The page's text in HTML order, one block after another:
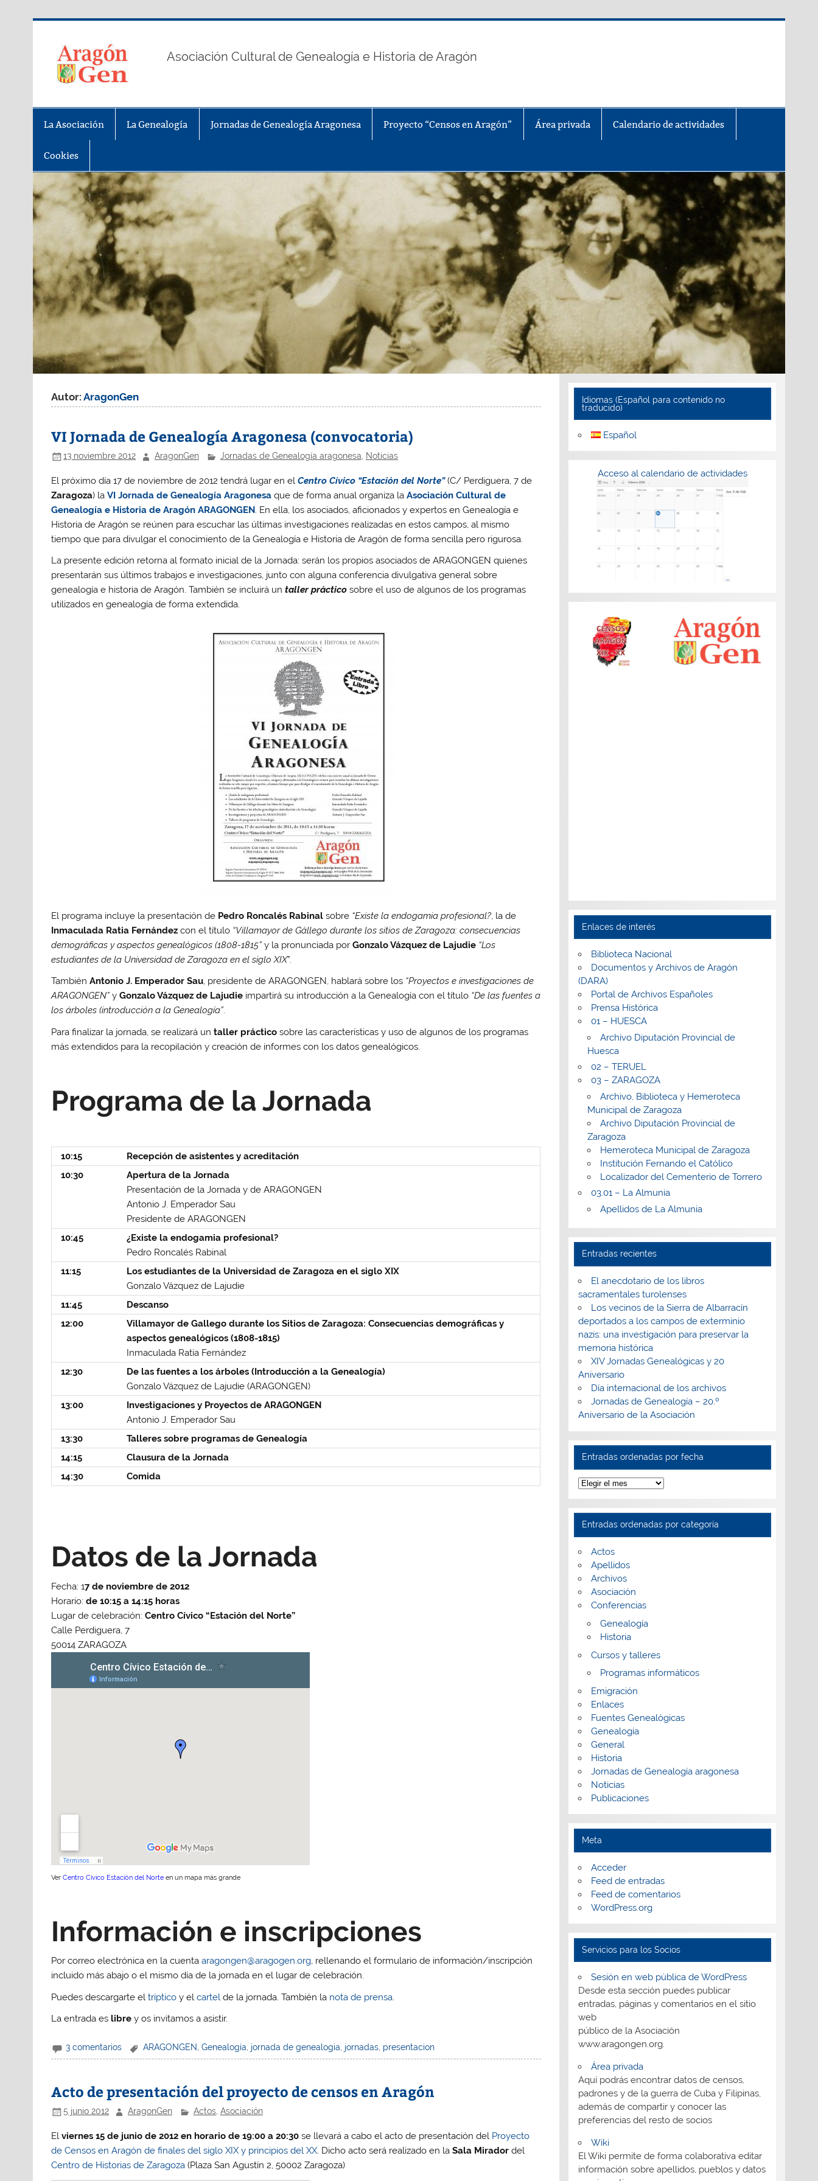
AragonGen
Asociación Cultural de Genealogía e Historia de Aragón
La Asociación La Genealogía Jornadas de Genealogía Aragonesa Proyecto “Censos en Aragón” Área privada Calendario de actividades
Cookies
Autor:AragonGen
VI Jornada de Genealogía Aragonesa (convocatoria)
13 noviembre 2012 AragonGen Jornadas de Genealogía aragonesa Noticias
El próximo día 17 de noviembre de 2012 tendrá lugar en elCentro Cívico “Estación del Norte”(C/ Perdiguera, 7 de
Zaragoza) laVI Jornada de Genealogía Aragonesa que de forma anual organiza laAsociación Cultural de
Genealogía e Historia de Aragón ARAGONGEN. En ella, los asociados, aficionados y expertos en Genealogía e
Historia de Aragón se reúnen para escuchar las últimas investigaciones realizadas en estos campos, al mismo
tiempo que para divulgar el conocimiento de la Genealogía e Historia de Aragón de forma sencilla pero rigurosa.
La presente edición retorna al formato inicial de la Jornada: serán los propios asociados de ARAGONGEN quienes
presentarán sus últimos trabajos e investigaciones, junto con alguna conferencia divulgativa general sobre
genealogía e historia de Aragón. También se incluirá untaller práctico sobre el uso de algunos de los programas
utilizados en genealogía de forma extendida.
El programa incluye la presentación de Pedro Roncalés Rabinal sobre “Existe la endogamia profesional?, la de
Inmaculada Ratia Fernández con el título “Villamayor de Gállego durante los sitios de Zaragoza: consecuencias
demográficas y aspectos genealógicos (1808-1815” y la pronunciada porGonzalo Vázquez de Lajudie “Los
estudiantes de la Universidad de Zaragoza en el siglo XIX”.
TambiénAntonio J. Emperador Sau, presidente de ARAGONGEN, hablará sobre los “Proyectos e investigaciones de
ARAGONGEN” yGonzalo Vázquez de Lajudie impartirá su introducción a la Genealogía con el título “De las fuentes a
los árboles (introducción a la Genealogía”.
Para finalizar la jornada, se realizará untaller práctico sobre las características y uso de algunos de los programas
más extendidos para la recopilación y creación de informes con los datos genealógicos.
Programa de la Jornada
10:15
Recepción de asistentes y acreditación
10:30
Apertura de la Jornada
Presentación de la Jornada y de ARAGONGEN
Antonio J. Emperador Sau
Presidente de ARAGONGEN
10:45
¿Existe la endogamia profesional?
Pedro Roncalés Rabinal
11:15
Los estudiantes de la Universidad de Zaragoza en el siglo XIX
Gonzalo Vázquez de Lajudie
11:45
Descanso
12:00
Villamayor de Gallego durante los Sitios de Zaragoza: Consecuencias demográficas y
aspectos genealógicos (1808-1815)
Inmaculada Ratia Fernández
12:30
De las fuentes a los árboles (Introducción a la Genealogía)
Gonzalo Vázquez de Lajudie (ARAGONGEN)
13:00
Investigaciones y Proyectos de ARAGONGEN
Antonio J. Emperador Sau
13:30
Talleres sobre programas de Genealogía
14:15
Clausura de la Jornada
14:30
Comida
Datos de la Jornada
Fecha: 17 de noviembre de 2012
Horario:de 10:15 a 14:15 horas
Lugar de celebración: Centro Cívico “Estación del Norte”
Calle Perdiguera, 7
50014 ZARAGOZA
VerCentro Cívico Estación del Norte en un mapa más grande
Información e inscripciones
Por correo electrónica en la cuentaaragongen@aragogen.org, rellenando el formulario de información/inscripción
incluido más abajo o el mismo día de la jornada en el lugar de celebración.
Puedes descargarte eltríptico y elcartel de la jornada. También la nota de prensa.
La entrada es libre y os invitamos a asistir.
3 comentarios ARAGONGEN Genealogía jornada de genealogia jornadas, presentacion
Acto de presentación del proyecto de censos en Aragón
5 junio 2012 AragonGen Actos, Asociación
Elviernes 15 de junio de 2012 en horario de 19:00 a 20:30 se llevará a cabo el acto de presentación del Proyecto
de Censos en Aragón de finales del siglo XIX y principios del XX. Dicho acto será realizado en la Sala Mirador del
Centro de Historias de Zaragoza (Plaza San Agustín 2, 50002 Zaragoza)
Idiomas (Español para contenido no
traducido)
Español
Acceso al calendario de actividades
Enlaces de interés
Biblioteca Nacional
Documentos y Archivos de Aragón
(DARA)
Portal de Archivos Españoles
Prensa Histórica
01 – HUESCA
Archivo Diputación Provincial de
Huesca
02 – TERUEL
03 – ZARAGOZA
Archivo, Biblioteca y Hemeroteca
Municipal de Zaragoza
Archivo Diputación Provincial de
Zaragoza
Hemeroteca Municipal de Zaragoza
Institución Fernando el Católico
Localizador del Cementerio de Torrero
03.01 – La Almunia
Apellidos de La Almunia
Entradas recientes
El anecdotario de los libros
sacramentales turolenses
Los vecinos de la Sierra de Albarracín
deportados a los campos de exterminio
nazis: una investigación para preservar la
memoria histórica
XIV Jornadas Genealógicas y 20
Aniversario
Día internacional de los archivos
Jornadas de Genealogía – 20.º
Aniversario de la Asociación
Entradas ordenadas por fecha
Entradas
ordenadas
por
fecha
Entradas ordenadas por categoría
Actos
Apellidos
Archivos
Asociación
Conferencias
Genealogía
Historia
Cursos y talleres
Programas informáticos
Emigración
Enlaces
Fuentes Genealógicas
Genealogía
General
Historia
Jornadas de Genealogía aragonesa
Noticias
Publicaciones
Meta
Acceder
Feed de entradas
Feed de comentarios
WordPress.org
Servicios para los Socios
Sesión en web pública de WordPress
Desde esta sección puedes publicar
entradas, páginas y comentarios en el sitio
web
público de la Asociación
www.aragongen.org.
Área privada
Aquí podrás encontrar datos de censos,
padrones y de la guerra de Cuba y Filipinas,
además de compartir y conocer las
preferencias del resto de socios
Wiki
El Wiki permite de forma colaborativa editar
información sobre apellidos, pueblos y datos